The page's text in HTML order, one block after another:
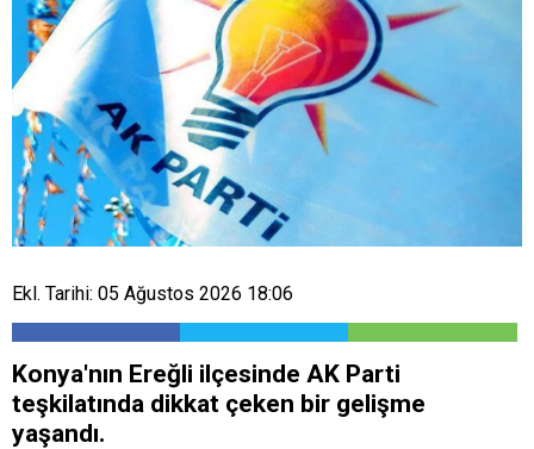
Ekl. Tarihi: 05 Ağustos 2026 18:06
​Konya'nın Ereğli ilçesinde AK Parti
teşkilatında dikkat çeken bir gelişme
yaşandı.